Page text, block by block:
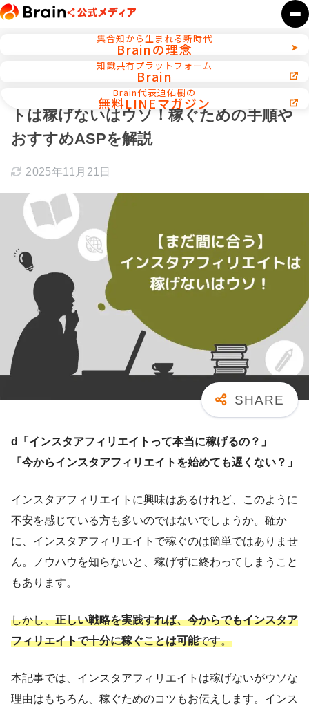
集合知から生まれる新時代
Brainの理念
知識共有プラットフォーム
Brain
Brain代表迫佑樹の
無料LINEマガジン
Instagram攻略
【まだ間に合う】インスタアフィリエイ
トは稼げないはウソ！稼ぐための手順や
おすすめASPを解説
2025年11月21日
d「インスタアフィリエイトって本当に稼げるの？」
「今からインスタアフィリエイトを始めても遅くない？」
インスタアフィリエイトに興味はあるけれど、このように
不安を感じている方も多いのではないでしょうか。確か
に、インスタアフィリエイトで稼ぐのは簡単ではありませ
ん。ノウハウを知らないと、稼げずに終わってしまうこと
もあります。
しかし、正しい戦略を実践すれば、今からでもインスタア
フィリエイトで十分に稼ぐことは可能です。
本記事では、インスタアフィリエイトは稼げないがウソな
理由はもちろん、稼ぐためのコツもお伝えします。インス